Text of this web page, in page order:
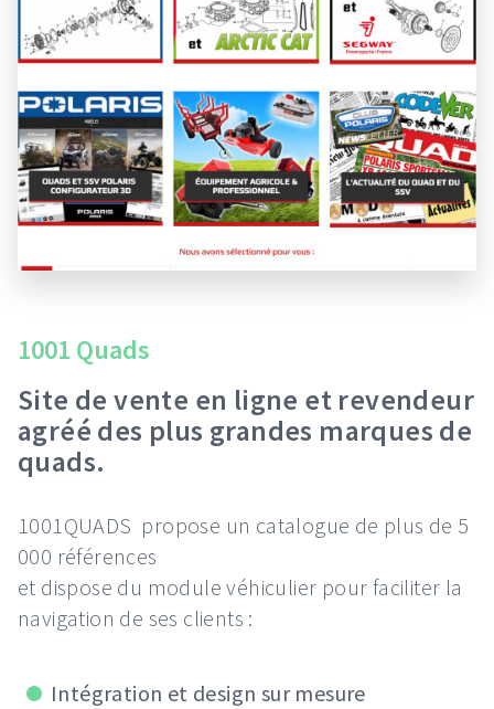
1001 Quads
Site de vente en ligne et revendeur
agréé des plus grandes marques de
quads.
1001QUADS propose un catalogue de plus de 5
000 références
et dispose du module véhiculier pour faciliter la
navigation de ses clients :
Intégration et design sur mesure